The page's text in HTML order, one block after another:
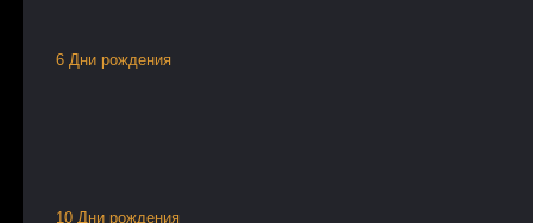
6 Дни рождения
10 Дни рождения